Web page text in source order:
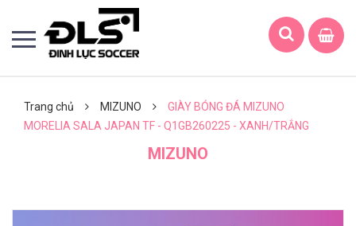
Trang chủ MIZUNO
GIÀY BÓNG ĐÁ MIZUNO
MORELIA SALA JAPAN TF - Q1GB260225 - XANH/TRẮNG
MIZUNO